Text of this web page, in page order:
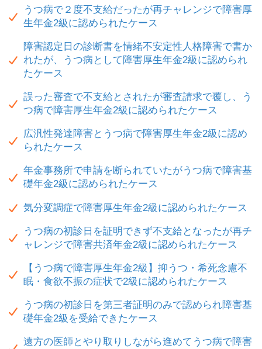
うつ病で２度不支給だったが再チャレンジで障害厚
生年金2級に認められたケース
障害認定日の診断書を情緒不安定性人格障害で書か
れたが、うつ病として障害厚生年金2級に認められ
たケース
誤った審査で不支給とされたが審査請求で覆し、う
つ病で障害厚生年金2級に認められたケース
広汎性発達障害とうつ病で障害厚生年金2級に認め
られたケース
年金事務所で申請を断られていたがうつ病で障害基
礎年金2級に認められたケース
気分変調症で障害厚生年金2級に認められたケース
うつ病の初診日を証明できず不支給となったが再チ
ャレンジで障害共済年金2級に認められたケース
【うつ病で障害厚生年金2級】抑うつ・希死念慮不
眠・食欲不振の症状で2級に認められたケース
うつ病の初診日を第三者証明のみで認められ障害基
礎年金2級を受給できたケース
遠方の医師とやり取りしながら進めてうつ病で障害